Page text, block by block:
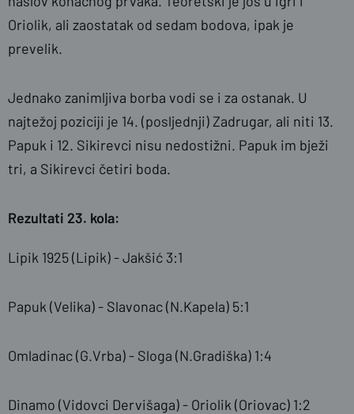
Oriolik, ali zaostatak od sedam bodova, ipak je
prevelik.
Jednako zanimljiva borba vodi se i za ostanak. U
najtežoj poziciji je 14. (posljednji) Zadrugar, ali niti 13.
Papuk i 12. Sikirevci nisu nedostižni. Papuk im bježi
tri, a Sikirevci četiri boda.
Rezultati 23. kola:
Lipik 1925 (Lipik) - Jakšić 3:1
Papuk (Velika) - Slavonac (N.Kapela) 5:1
Omladinac (G.Vrba) - Sloga (N.Gradiška) 1:4
Dinamo (Vidovci Dervišaga) - Oriolik (Oriovac) 1:2